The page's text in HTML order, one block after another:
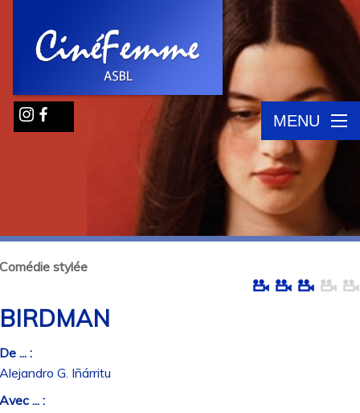
MENU
stylée
... :
G. Iñárritu
... :